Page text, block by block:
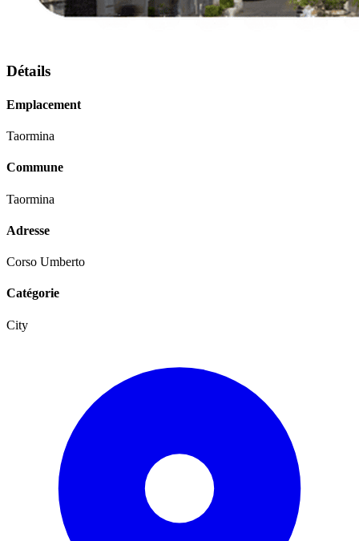
Détails
Emplacement
Taormina
Commune
Taormina
Adresse
Corso Umberto
Catégorie
City